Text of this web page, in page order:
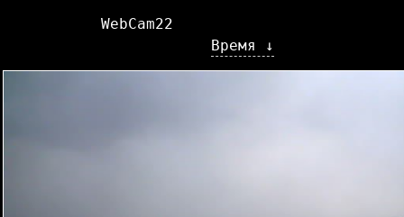
Время ↓
WebCam22